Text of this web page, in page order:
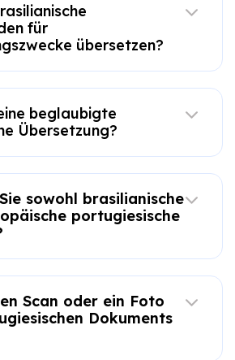
für
übersetzen?
beglaubigte
Übersetzung?
sowohl brasilianische
portugiesische
Scan oder ein Foto
Dokuments